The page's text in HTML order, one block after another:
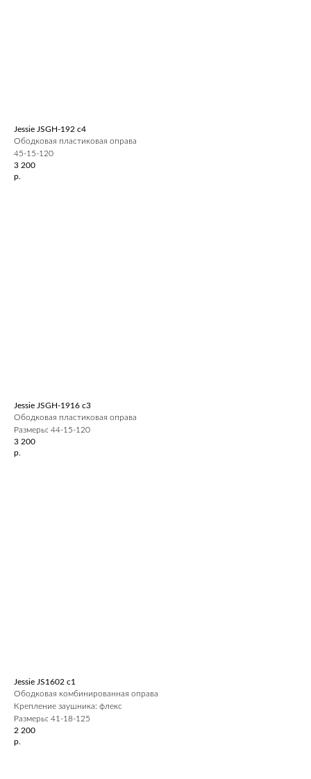
Jessie JSGH-192 c4
Ободковая пластиковая оправа
45-15-120
3 200
р.
Jessie JSGH-1916 c3
Ободковая пластиковая оправа
Размеры: 44-15-120
3 200
р.
Jessie JS1602 c1
Ободковая комбинированная оправа
Крепление заушника: флекс
Размеры: 41-18-125
2 200
р.